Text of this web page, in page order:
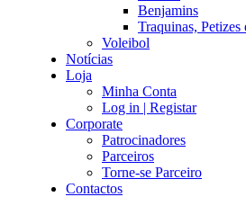
Benjamins
Traquinas,
Voleibol
Notícias
Loja
Minha Conta
Log in | Registar
Corporate
Patrocinadores
Parceiros
Torne-se Parceiro
Contactos